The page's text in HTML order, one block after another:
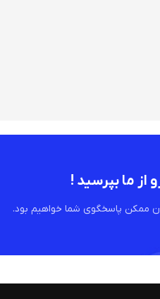
از ما بپرسید !
ممکن پاسخگوی شما خواهیم بود.